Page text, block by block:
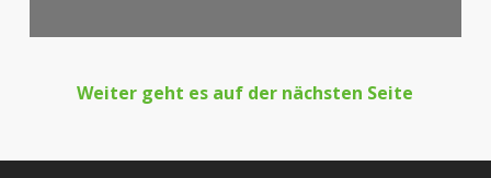
Weiter geht es auf der nächsten Seite